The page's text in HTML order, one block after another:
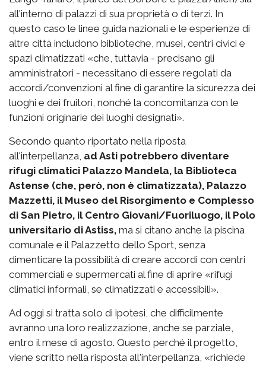
all'interno di palazzi di sua proprietà o di terzi. In
questo caso le linee guida nazionali e le esperienze di
altre città includono biblioteche, musei, centri civici e
spazi climatizzati «che, tuttavia - precisano gli
amministratori - necessitano di essere regolati da
accordi/convenzioni al fine di garantire la sicurezza dei
luoghi e dei fruitori, nonché la concomitanza con le
funzioni originarie dei luoghi designati».
Secondo quanto riportato nella riposta
all'interpellanza, ad Asti potrebbero diventare
rifugi climatici Palazzo Mandela, la Biblioteca
Astense (che, però, non è climatizzata), Palazzo
Mazzetti, il Museo del Risorgimento e Complesso
di San Pietro, il Centro Giovani/Fuoriluogo, il Polo
universitario di Astiss, ma si citano anche la piscina
comunale e il Palazzetto dello Sport, senza
dimenticare la possibilità di creare accordi con centri
commerciali e supermercati al fine di aprire «rifugi
climatici informali, se climatizzati e accessibili».
Ad oggi si tratta solo di ipotesi, che difficilmente
avranno una loro realizzazione, anche se parziale,
entro il mese di agosto. Questo perché il progetto,
viene scritto nella risposta all'interpellanza, «richiede